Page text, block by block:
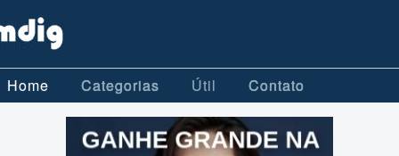
Home Categorias Útil Contato